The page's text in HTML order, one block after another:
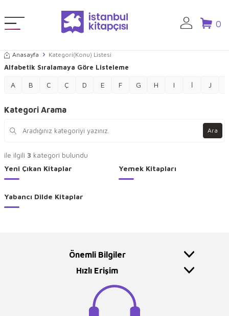
0
Anasayfa Kategori(Konu) Listesi
Alfabetik Sıralamaya Göre Listeleme
A B C Ç D E F G H I İ J
Kategori Arama
Ara
ile ilgili 3 kategori bulundu
Yeni Çıkan Kitaplar
Yemek Kitapları
Yabancı Dilde Kitaplar
Önemli Bilgiler
Hızlı Erişim